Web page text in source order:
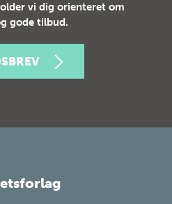
vi dig orienteret om
gode tilbud.